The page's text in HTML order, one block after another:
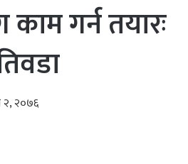
काम गर्न तयारः
२०७६